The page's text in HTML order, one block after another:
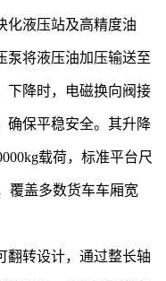
化液压站及高精度油
泵将液压油加压输送至
下降时，电磁换向阀接
确保平稳安全。其升降
载荷，标准平台尺
覆盖多数货车车厢宽
转设计，通过整长轴